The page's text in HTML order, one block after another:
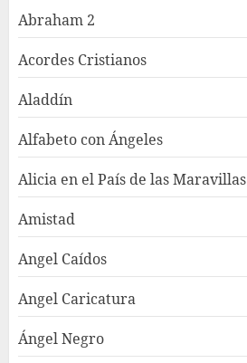
Abraham 2
Acordes Cristianos
Aladdín
Alfabeto con Ángeles
Alicia en el País de las Maravillas
Amistad
Angel Caídos
Angel Caricatura
Ángel Negro